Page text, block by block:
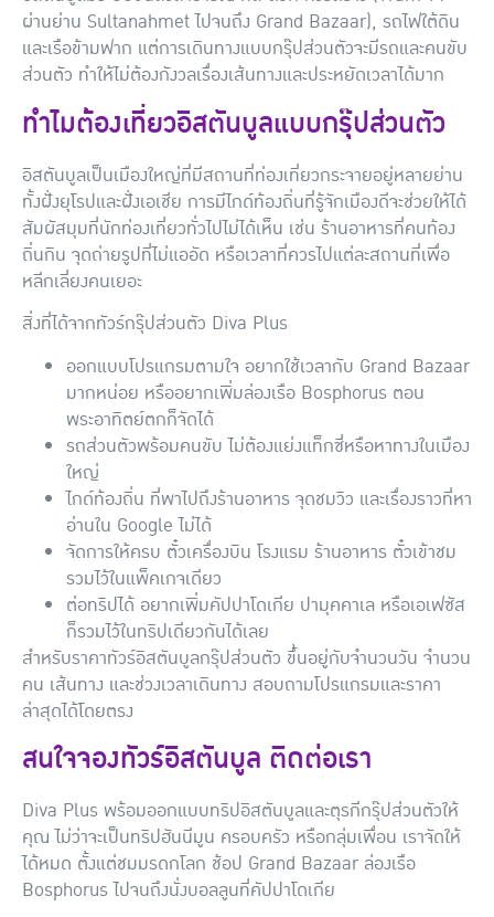
ผ่านย่าน Sultanahmet ไปจนถึง Grand Bazaar), รถไฟใต้ดิน
และเรือข้ามฟาก แต่การเดินทางแบบกรุ๊ปส่วนตัวจะมีรถและคนขับ
ส่วนตัว ทำให้ไม่ต้องกังวลเรื่องเส้นทางและประหยัดเวลาได้มาก
ทำไมต้องเที่ยวอิสตันบูลแบบกรุ๊ปส่วนตัว
อิสตันบูลเป็นเมืองใหญ่ที่มีสถานที่ท่องเที่ยวกระจายอยู่หลายย่าน
ทั้งฝั่งยุโรปและฝั่งเอเชีย การมีไกด์ท้องถิ่นที่รู้จักเมืองดีจะช่วยให้ได้
สัมผัสมุมที่นักท่องเที่ยวทั่วไปไม่ได้เห็น เช่น ร้านอาหารที่คนท้อง
ถิ่นกิน จุดถ่ายรูปที่ไม่แออัด หรือเวลาที่ควรไปแต่ละสถานที่เพื่อ
หลีกเลี่ยงคนเยอะ
สิ่งที่ได้จากทัวร์กรุ๊ปส่วนตัว Diva Plus
ออกแบบโปรแกรมตามใจ อยากใช้เวลากับ Grand Bazaar
มากหน่อย หรืออยากเพิ่มล่องเรือ Bosphorus ตอน
พระอาทิตย์ตกก็จัดได้
รถส่วนตัวพร้อมคนขับไม่ต้องแย่งแท็กซี่หรือหาทางในเมือง
ใหญ่
ไกด์ท้องถิ่น ที่พาไปถึงร้านอาหาร จุดชมวิว และเรื่องราวที่หา
อ่านใน Google ไม่ได้
จัดการให้ครบ ตั๋วเครื่องบิน โรงแรม ร้านอาหาร ตั๋วเข้าชม
รวมไว้ในแพ็คเกจเดียว
ต่อทริปได้ อยากเพิ่มคัปปาโดเกีย ปามุคคาเล หรือเอเฟซัส
ก็รวมไว้ในทริปเดียวกันได้เลย
สำหรับราคาทัวร์อิสตันบูลกรุ๊ปส่วนตัว ขึ้นอยู่กับจำนวนวัน จำนวน
คน เส้นทาง และช่วงเวลาเดินทาง สอบถามโปรแกรมและราคา
ล่าสุดได้โดยตรง
สนใจจองทัวร์อิสตันบูล ติดต่อเรา
Diva Plus พร้อมออกแบบทริปอิสตันบูลและตุรกีกรุ๊ปส่วนตัวให้
คุณ ไม่ว่าจะเป็นทริปฮันนีมูน ครอบครัว หรือกลุ่มเพื่อน เราจัดให้
ได้หมด ตั้งแต่ชมมรดกโลก ช้อป Grand Bazaar ล่องเรือ
Bosphorus ไปจนถึงนั่งบอลลูนที่คัปปาโดเกีย